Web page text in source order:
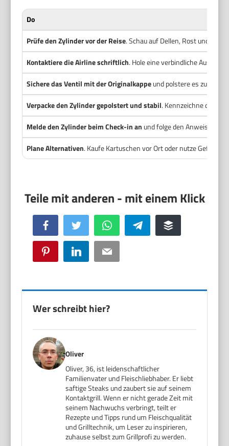
Do
Prüfe den Zylinder vor der Reise. Schau auf Dellen, Rost und das
Kontaktiere die Airline schriftlich. Hole eine verbindliche
Sichere das Ventil mit der Originalkappeund polstere es
Verpacke den Zylinder gepolstert und stabil. Kennzeichne die
Melde den Zylinder beim Check-in an und folge den
Plane Alternativen. Kaufe Kartuschen vor Ort oder nutze
Facebook Twitter WhatsApp Telegram Buffer
Pinterest LinkedIn Email
Wer schreibt hier?
Oliver
Oliver, 36, ist leidenschaftlicher
Familienvater und Fleischliebhaber. Er liebt
saftige Steaks und zaubert sie auf seinem
Kontaktgrill. Wenn er nicht gerade Zeit mit
seinem Nachwuchs verbringt, teilt er
Rezepte und Tipps rund um Fleischqualität
und Grilltechnik, um Leser zu inspirieren,
zuhause selbst zum Grillprofi zu werden.